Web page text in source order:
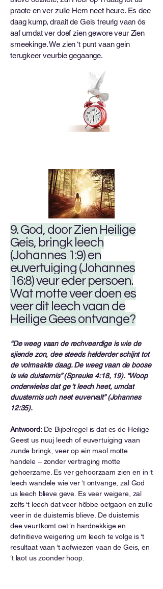
praote en ver zulle Hem neet heure. Es dee
daag kump, draait de Geis treurig vaan ós
aaf umdat ver doef zien gewore veur Zien
smeekinge. We zien ‘t punt vaan gein
terugkeer veurbie gegaange.
9. God, door Zien Heilige
Geis, bringk leech
(Johannes 1:9) en
euvertuiging (Johannes
16:8) veur eder persoen.
Wat motte veer doen es
veer dit leech vaan de
Heilige Gees ontvange?
“De weeg vaan de rechveerdige is wie de
sjiende zon, dee steeds helderder schijnt tot
de volmaakte daag. De weeg vaan de boose
is wie duisternis” (Spreuke 4:18, 19). “Woop
onderwieles dat ge ‘t leech heet, umdat
duusternis uch neet euvervalt” (Johannes
12:35).
Antwoord: De Bijbelregel is dat es de Heilige
Geest us nuuj leech of euvertuiging vaan
zunde bringk, veer op ein maol motte
handele – zonder vertraging motte
gehoerzame. Es ver gehoorzaam zien en in ‘t
leech wandele wie ver ‘t ontvange, zal God
us leech blieve geve. Es veer weigere, zal
zelfs ‘t leech dat veer höbbe oetgaon en zulle
veer in de duisternis blieve. De duisternis
dee veurtkomt oet ‘n hardnekkige en
definitieve weigering um leech te volge is ‘t
resultaat vaan ‘t aofwiezen vaan de Geis, en
‘t laot us zoonder hoop.